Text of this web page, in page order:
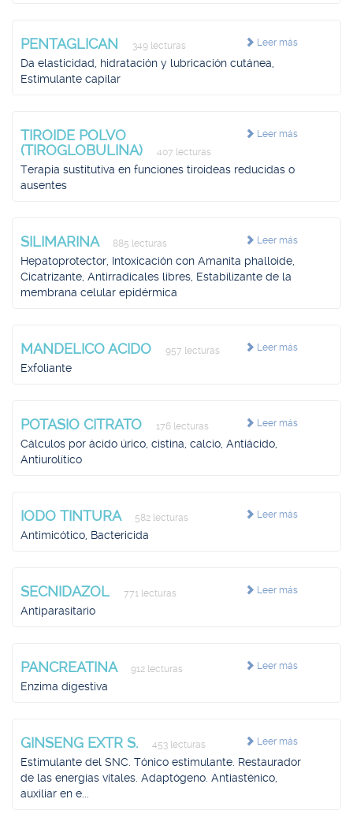
Leer más
PENTAGLICAN 349 lecturas
Da elasticidad, hidratación y lubricación cutánea,
Estimulante capilar
Leer más
TIROIDE POLVO
(TIROGLOBULINA)
407 lecturas
Terapia sustitutiva en funciones tiroideas reducidas o
ausentes
Leer más
SILIMARINA 885 lecturas
Hepatoprotector, Intoxicación con Amanita phalloide,
Cicatrizante, Antirradicales libres, Estabilizante de la
membrana celular epidérmica
Leer más
MANDELICO ACIDO 957 lecturas
Exfoliante
Leer más
POTASIO CITRATO 176 lecturas
Cálculos por ácido úrico, cistina, calcio, Antiácido,
Antiurolítico
Leer más
IODO TINTURA 582 lecturas
Antimicótico, Bactericida
Leer más
SECNIDAZOL 771 lecturas
Antiparasitario
Leer más
PANCREATINA 912 lecturas
Enzima digestiva
Leer más
GINSENG EXTR S. 453 lecturas
Estimulante del SNC. Tónico estimulante. Restaurador
de las energías vitales. Adaptógeno. Antiasténico,
auxiliar en e...